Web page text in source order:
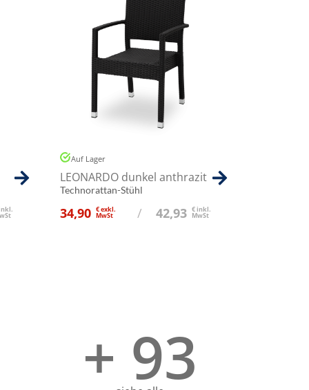
Auf Lager
LEONARDO dunkel anthrazit
Technorattan-Stühl
34,90 € exkl.
MwSt / 42,93 € inkl.
MwSt
+ 93